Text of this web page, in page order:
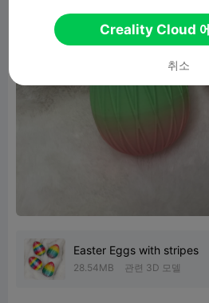
Easter Eggs with stripes
28.54MB 관련 3D 모델
Creality Cloud
취소